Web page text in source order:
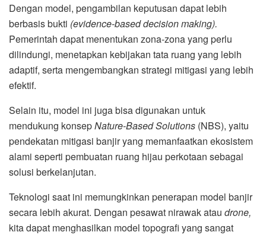
Dengan model, pengambilan keputusan dapat lebih
berbasis bukti (evidence-based decision making).
Pemerintah dapat menentukan zona-zona yang perlu
dilindungi, menetapkan kebijakan tata ruang yang lebih
adaptif, serta mengembangkan strategi mitigasi yang lebih
efektif.
Selain itu, model ini juga bisa digunakan untuk
mendukung konsepNature-Based Solutions (NBS), yaitu
pendekatan mitigasi banjir yang memanfaatkan ekosistem
alami seperti pembuatan ruang hijau perkotaan sebagai
solusi berkelanjutan.
Teknologi saat ini memungkinkan penerapan model banjir
secara lebih akurat. Dengan pesawat nirawak atau drone,
kita dapat menghasilkan model topografi yang sangat